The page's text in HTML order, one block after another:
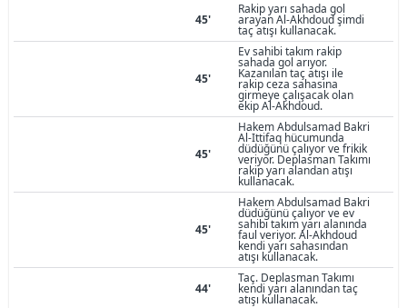
45'
Rakip yarı sahada gol
arayan Al-Akhdoud şimdi
taç atışı kullanacak.
45'
Ev sahibi takım rakip
sahada gol arıyor.
Kazanılan taç atışı ile
rakip ceza sahasına
girmeye çalışacak olan
ekip Al-Akhdoud.
45'
Hakem Abdulsamad Bakri
Al-Ittifaq hücumunda
düdüğünü çalıyor ve frikik
veriyor. Deplasman Takımı
rakip yarı alandan atışı
kullanacak.
45'
Hakem Abdulsamad Bakri
düdüğünü çalıyor ve ev
sahibi takım yarı alanında
faul veriyor. Al-Akhdoud
kendi yarı sahasından
atışı kullanacak.
44'
Taç. Deplasman Takımı
kendi yarı alanından taç
atışı kullanacak.